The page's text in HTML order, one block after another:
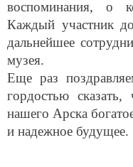
воспоминания, о
Каждый участник
дальнейшее
музея.
Еще раз
гордостью
нашего Арска
и надежное будущее.